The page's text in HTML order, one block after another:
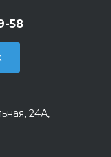
58
24А,